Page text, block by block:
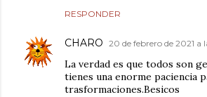
RESPONDER
CHARO 20 de febrero de 2021 a
La verdad es que todos son
tienes una enorme paciencia
trasformaciones.Besicos